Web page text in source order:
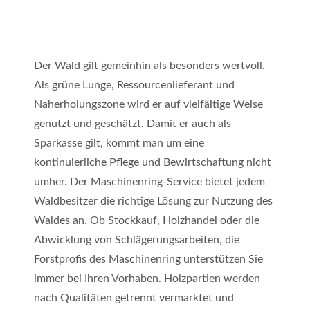
Der Wald gilt gemeinhin als besonders wertvoll.
Als grüne Lunge, Ressourcenlieferant und
Naherholungszone wird er auf vielfältige Weise
genutzt und geschätzt. Damit er auch als
Sparkasse gilt, kommt man um eine
kontinuierliche Pflege und Bewirtschaftung nicht
umher. Der Maschinenring-Service bietet jedem
Waldbesitzer die richtige Lösung zur Nutzung des
Waldes an. Ob Stockkauf, Holzhandel oder die
Abwicklung von Schlägerungsarbeiten, die
Forstprofis des Maschinenring unterstützen Sie
immer bei Ihren Vorhaben. Holzpartien werden
nach Qualitäten getrennt vermarktet und